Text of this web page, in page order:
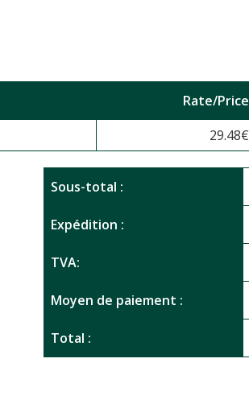
Rate/Price
29.48€
Sous-total :
Expédition :
TVA:
Moyen de paiement :
Total :